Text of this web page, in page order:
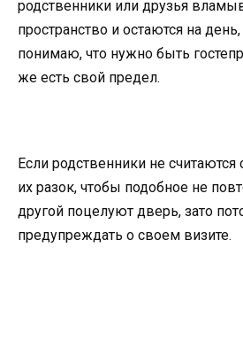
родственники или друзья
пространство и остаются на
понимаю, что нужно быть
же есть свой предел.
Если родственники не считаются
их разок, чтобы подобное не
другой поцелуют дверь, зато
предупреждать о своем визите.